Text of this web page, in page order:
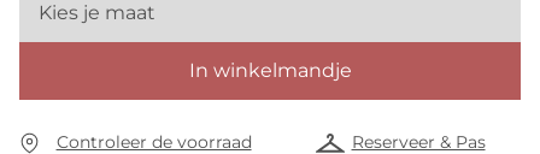
Kies je maat
In winkelmandje
Controleer de voorraad
Reserveer & Pas